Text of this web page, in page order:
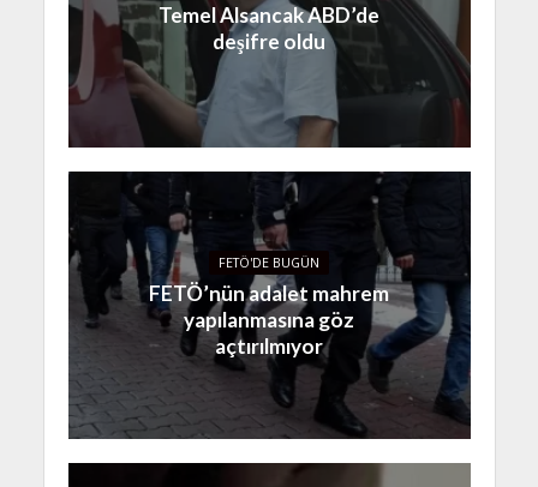
Temel Alsancak ABD’de
deşifre oldu
FETÖ'DE BUGÜN
FETÖ’nün adalet mahrem
yapılanmasına göz
açtırılmıyor